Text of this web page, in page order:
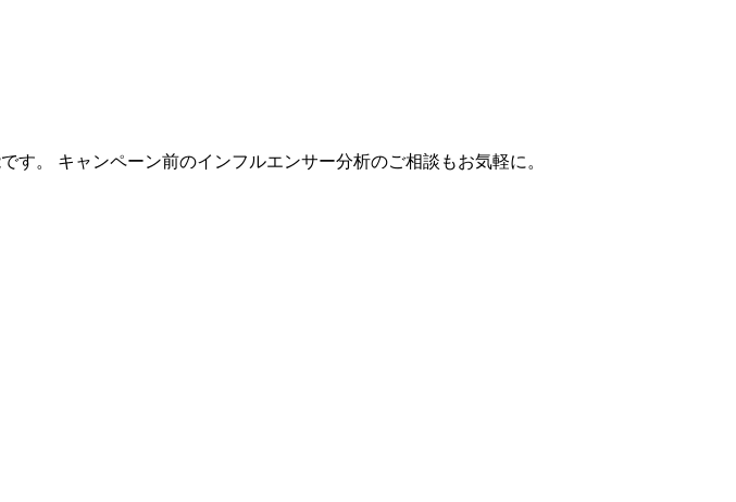
。 キャンペーン前のインフルエンサー分析のご相談もお気軽に。